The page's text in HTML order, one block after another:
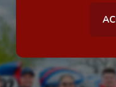
Golf
Gymnastique